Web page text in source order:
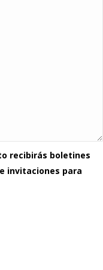
recibirás boletines
invitaciones para